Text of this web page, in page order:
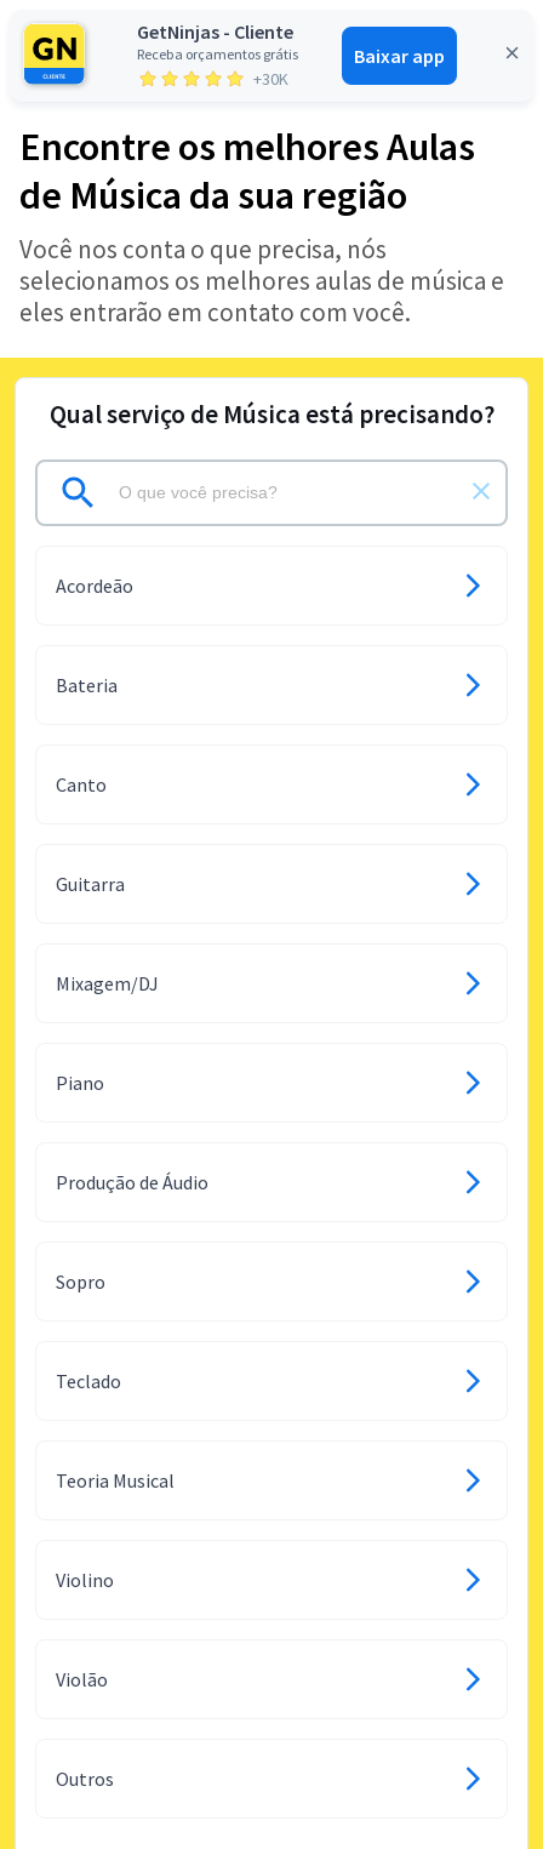
GetNinjas - Cliente
Receba orçamentos grátis
+30K
Baixar app
Entrar
Encontre os melhores Aulas
de Música da sua região
Você nos conta o que precisa, nós
selecionamos os melhores aulas de música e
eles entrarão em contato com você.
Qual serviço de Música está precisando?
Acordeão
Bateria
Canto
Guitarra
Mixagem/DJ
Piano
Produção de Áudio
Sopro
Teclado
Teoria Musical
Violino
Violão
Outros